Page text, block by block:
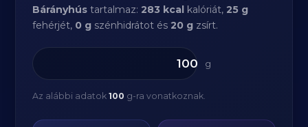
Bárányhús tartalmaz:283 kcal kalóriát,25 g
fehérjét, 0 g szénhidrátot és20 g zsírt.
g
Az alábbi adatok100 g-ra vonatkoznak.